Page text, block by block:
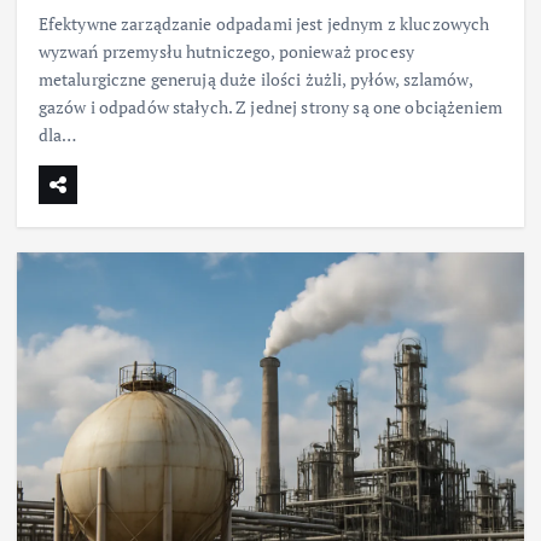
Efektywne zarządzanie odpadami jest jednym z kluczowych
wyzwań przemysłu hutniczego, ponieważ procesy
metalurgiczne generują duże ilości żużli, pyłów, szlamów,
gazów i odpadów stałych. Z jednej strony są one obciążeniem
dla…